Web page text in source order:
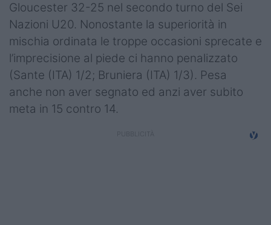
Challenge Cup
World Rugby
Rugby World Cup
Super Rugby
Gloucester 32-25 nel secondo turno del Sei
Nazioni U20. Nonostante la superiorità in
mischia ordinata le troppe occasioni sprecate e
l’imprecisione al piede ci hanno penalizzato
(Sante (ITA) 1/2; Bruniera (ITA) 1/3). Pesa
anche non aver segnato ed anzi aver subito
meta in 15 contro 14.